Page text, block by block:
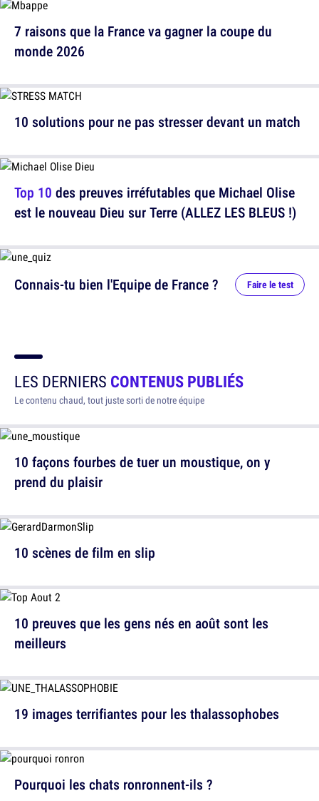
10 solutions pour ne pas stresser devant un match
Connais-tu bien l'Equipe de France ? Faire le test
7 raisons que la France va gagner la coupe du
monde 2026
Top 10 des preuves irréfutables que Michael Olise
est le nouveau Dieu sur Terre (ALLEZ LES BLEUS !)
LES DERNIERS CONTENUS PUBLIÉS
Le contenu chaud, tout juste sorti de notre équipe
10 façons fourbes de tuer un moustique, on y
prend du plaisir
10 preuves que les gens nés en août sont les
meilleurs
Pourquoi les chats ronronnent-ils ?
10 scènes de film en slip
19 images terrifiantes pour les thalassophobes